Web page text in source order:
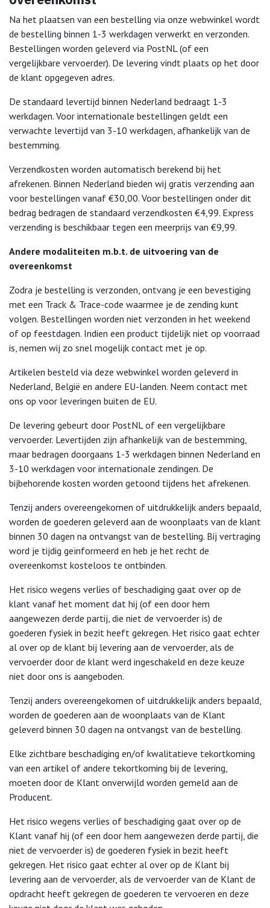
Na het plaatsen van een bestelling via onze webwinkel wordt
de bestelling binnen 1-3 werkdagen verwerkt en verzonden.
Bestellingen worden geleverd via PostNL (of een
vergelijkbare vervoerder). De levering vindt plaats op het door
de klant opgegeven adres.
De standaard levertijd binnen Nederland bedraagt 1-3
werkdagen. Voor internationale bestellingen geldt een
verwachte levertijd van 3-10 werkdagen, afhankelijk van de
bestemming.
Verzendkosten worden automatisch berekend bij het
afrekenen. Binnen Nederland bieden wij gratis verzending aan
voor bestellingen vanaf €30,00. Voor bestellingen onder dit
bedrag bedragen de standaard verzendkosten €4,99. Express
verzending is beschikbaar tegen een meerprijs van €9,99.
Andere modaliteiten m.b.t. de uitvoering van de
overeenkomst
Zodra je bestelling is verzonden, ontvang je een bevestiging
met een Track & Trace-code waarmee je de zending kunt
volgen. Bestellingen worden niet verzonden in het weekend
of op feestdagen. Indien een product tijdelijk niet op voorraad
is, nemen wij zo snel mogelijk contact met je op.
Artikelen besteld via deze webwinkel worden geleverd in
Nederland, België en andere EU-landen. Neem contact met
ons op voor leveringen buiten de EU.
De levering gebeurt door PostNL of een vergelijkbare
vervoerder. Levertijden zijn afhankelijk van de bestemming,
maar bedragen doorgaans 1-3 werkdagen binnen Nederland en
3-10 werkdagen voor internationale zendingen. De
bijbehorende kosten worden getoond tijdens het afrekenen.
Tenzij anders overeengekomen of uitdrukkelijk anders bepaald,
worden de goederen geleverd aan de woonplaats van de klant
binnen 30 dagen na ontvangst van de bestelling. Bij vertraging
word je tijdig geïnformeerd en heb je het recht de
overeenkomst kosteloos te ontbinden.
Het risico wegens verlies of beschadiging gaat over op de
klant vanaf het moment dat hij (of een door hem
aangewezen derde partij, die niet de vervoerder is) de
goederen fysiek in bezit heeft gekregen. Het risico gaat echter
al over op de klant bij levering aan de vervoerder, als de
vervoerder door de klant werd ingeschakeld en deze keuze
niet door ons is aangeboden.
Tenzij anders overeengekomen of uitdrukkelijk anders bepaald,
worden de goederen aan de woonplaats van de Klant
geleverd binnen 30 dagen na ontvangst van de bestelling.
Elke zichtbare beschadiging en/of kwalitatieve tekortkoming
van een artikel of andere tekortkoming bij de levering,
moeten door de Klant onverwijld worden gemeld aan de
Producent.
Het risico wegens verlies of beschadiging gaat over op de
Klant vanaf hij (of een door hem aangewezen derde partij, die
niet de vervoerder is) de goederen fysiek in bezit heeft
gekregen. Het risico gaat echter al over op de Klant bij
levering aan de vervoerder, als de vervoerder van de Klant de
opdracht heeft gekregen de goederen te vervoeren en deze